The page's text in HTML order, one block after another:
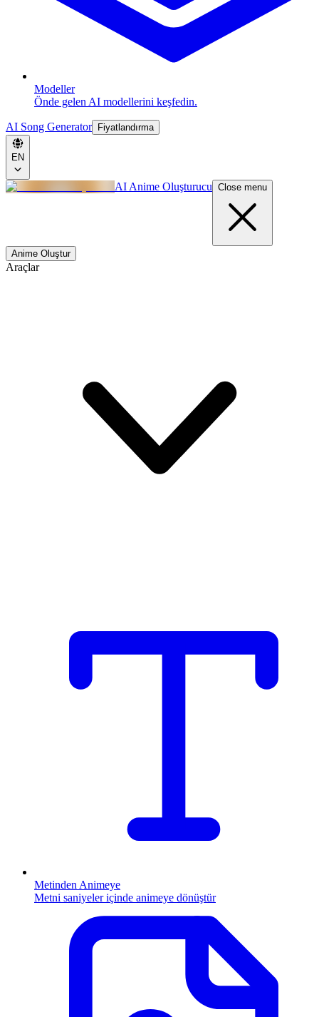
Modeller
Önde gelen AI modellerini keşfedin.
AI Song Generator Fiyatlandırma
EN
AI Anime Oluşturucu Close menu
Anime Oluştur
Araçlar
Metinden Animeye
Metni saniyeler içinde animeye dönüştür